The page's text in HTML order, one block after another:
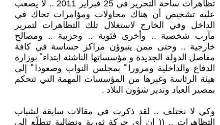
تظاهرات ساحة التحرير في 25 فبراير 2011 .. لا يصعب
عليه تشخيص أن هناك محاولات ومؤامرات تحاك في
الداخل وفي الخارج لاستغلال تلك التظاهرات لتمرير
مآرب شخصية .. وأخرى فئوية .. وحزبية .. ومصالح
خارجية .. وحتى ممن يتبوؤن مراكز حساسة في كافة
مفاصل الدولة الجديدة و مؤسساتها الناشئة ابتداء ً بوزارة
الدفاع والداخلية ومرورا ً بمجلس النواب وصعودا ً إلى
هيئة الرئاسة وغيرها من المؤسسات المهمة التي تتحكم
بمصير العباد وتدير شؤون البلاد .
وكي لا نختلف .. لقد ذكرت في مقالات سابقة لشباب
التظاهرات .. (( إن أي حركة ثورية ونضالية تتطلّع إلى